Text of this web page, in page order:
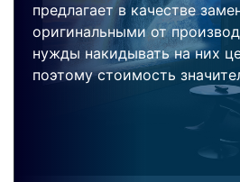
предлагает в качестве
оригинальными от
нужды накидывать на них
поэтому стоимость